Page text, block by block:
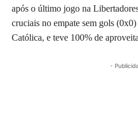
após o último jogo na
cruciais no empate sem gols
Católica, e teve 100% de
-